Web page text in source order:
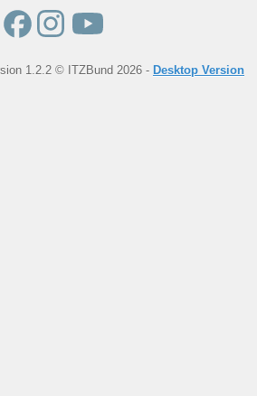
1.2.2 © ITZBund 2026 - Desktop Version